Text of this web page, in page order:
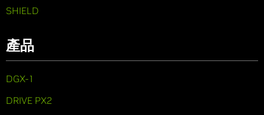
SHIELD
產品
DGX-1
DRIVE PX2